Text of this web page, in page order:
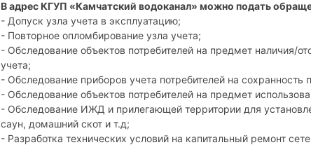
В адрес КГУП «Камчатский водоканал» можно подать
- Допуск узла учета в эксплуатацию;
- Повторное опломбирование узла учета;
- Обследование объектов потребителей на предмет наличия/
учета;
- Обследование приборов учета потребителей на сохранность
- Обследование объектов потребителей на предмет
- Обследование ИЖД и прилегающей территории для
саун, домашний скот и т.д;
- Разработка технических условий на капитальный ремонт